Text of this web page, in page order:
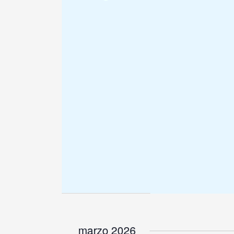
marzo 2026